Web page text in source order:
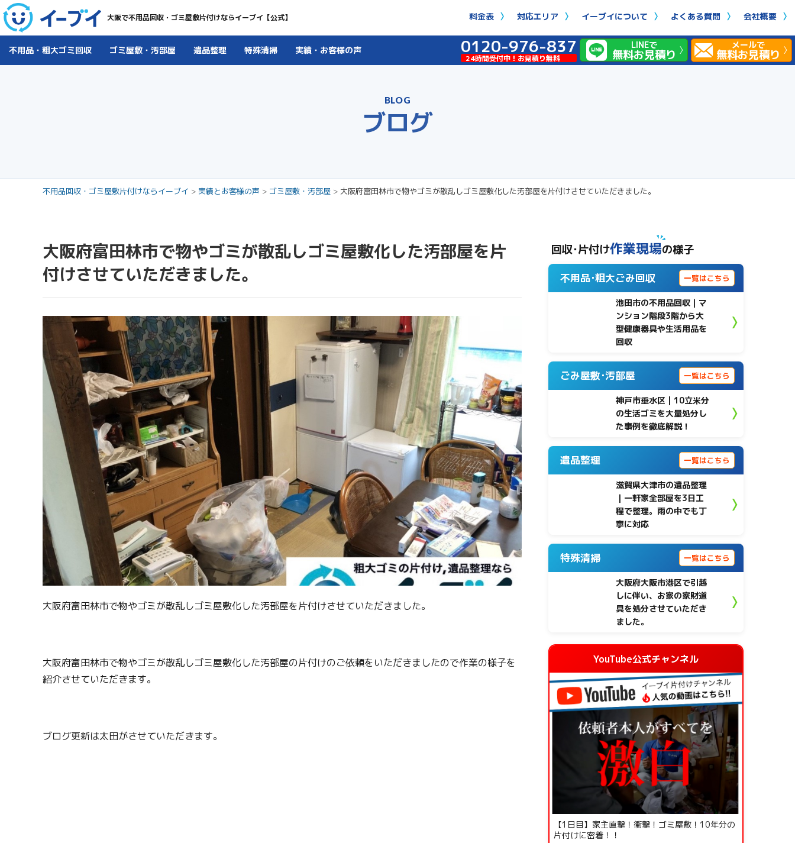
大阪で不用品回収・ゴミ屋敷片付けならイーブイ【公式】 料金表 対応エリア イーブイについて よくある質問 会社概要
不用品・粗大ゴミ回収 ゴミ屋敷・汚部屋 遺品整理 特殊清掃 実績・お客様の声 0120-976-837
24時間受付中！お見積り無料
LINEで
無料お見積り
メールで
無料お見積り
BLOG
ブログ
不用品回収・ゴミ屋敷片付けならイーブイ > 実績とお客様の声 > ゴミ屋敷・汚部屋 > 大阪府富田林市で物やゴミが散乱しゴミ屋敷化した汚部屋を片付けさせていただきました。
大阪府富田林市で物やゴミが散乱しゴミ屋敷化した汚部屋を片
付けさせていただきました。
大阪府富田林市で物やゴミが散乱しゴミ屋敷化した汚部屋を片付けさせていただきました。
大阪府富田林市で物やゴミが散乱しゴミ屋敷化した汚部屋の片付けのご依頼をいただきましたので作業の様子を
紹介させていただきます。
ブログ更新は太田がさせていただきます。
回収･片付け作業現場の様子
不用品･粗大ごみ回収 一覧はこちら
池田市の不用品回収｜マ
ンション階段3階から大
型健康器具や生活用品を
回収
ごみ屋敷･汚部屋 一覧はこちら
神戸市垂水区 | 10立米分
の生活ゴミを大量処分し
た事例を徹底解説！
遺品整理 一覧はこちら
滋賀県大津市の遺品整理
｜一軒家全部屋を3日工
程で整理。雨の中でも丁
寧に対応
特殊清掃 一覧はこちら
大阪府大阪市港区で引越
しに伴い、お家の家財道
具を処分させていただき
ました。
YouTube公式チャンネル
【1日目】家主直撃！衝撃！ゴミ屋敷！10年分の
片付けに密着！！